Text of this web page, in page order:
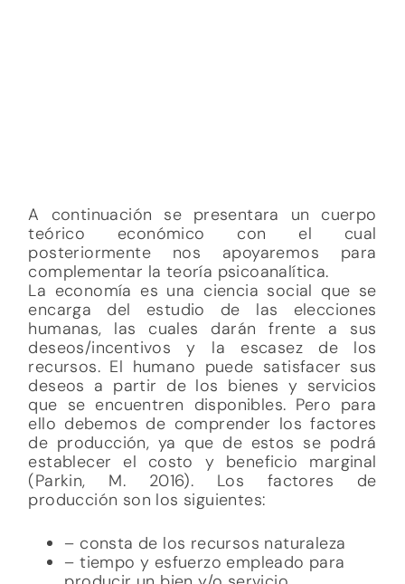
deseos a partir de los bienes y servicios
que se encuentren disponibles. Pero para
ello debemos de comprender los factores
de producción, ya que de estos se podrá
establecer el costo y beneficio marginal
(Parkin, M. 2016). Los factores de
producción son los siguientes:
– consta de los recursos naturaleza
– tiempo y esfuerzo empleado para
producir un bien y/o servicio
Capital humano.- son los
conocimientos y habilidades de las
personas
– son las herramientas empleadas para
producir un bien y/o servicio
el intercambio
(Parkin, M. 2016)